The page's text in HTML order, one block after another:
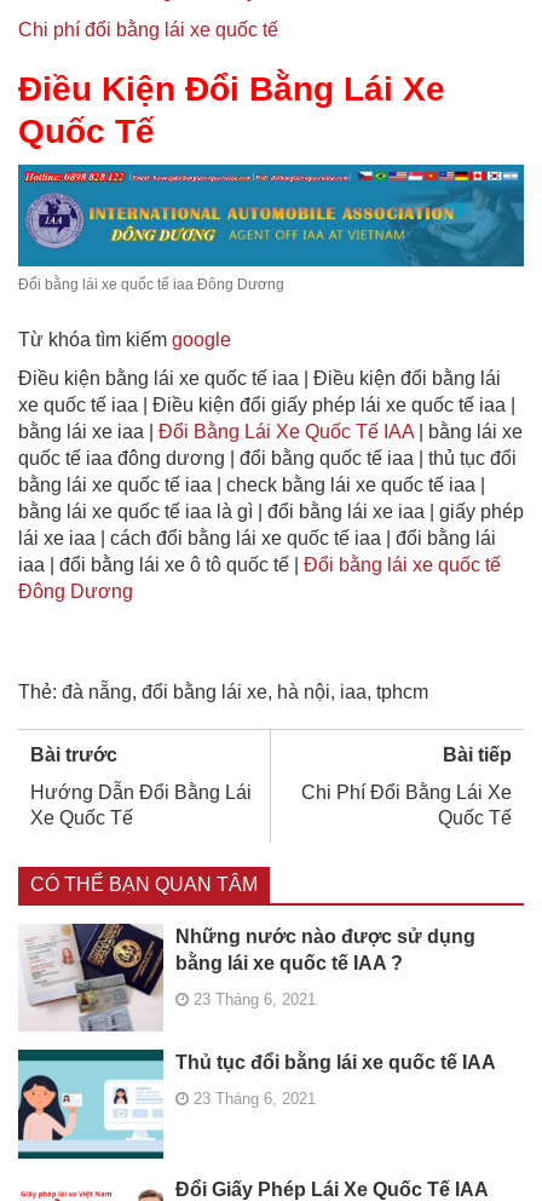
Chi phí đổi bằng lái xe quốc tế
Điều Kiện Đổi Bằng Lái Xe
Quốc Tế
Đổi bằng lái xe quốc tế iaa Đông Dương
Từ khóa tìm kiếm google
Điều kiện bằng lái xe quốc tế iaa | Điều kiện đổi bằng lái
xe quốc tế iaa | Điều kiện đổi giấy phép lái xe quốc tế iaa |
bằng lái xe iaa | Đổi Bằng Lái Xe Quốc Tế IAA | bằng lái xe
quốc tế iaa đông dương | đổi bằng quốc tế iaa | thủ tục đổi
bằng lái xe quốc tế iaa | check bằng lái xe quốc tế iaa |
bằng lái xe quốc tế iaa là gì | đổi bằng lái xe iaa | giấy phép
lái xe iaa | cách đổi bằng lái xe quốc tế iaa | đổi bằng lái
iaa | đổi bằng lái xe ô tô quốc tế | Đổi bằng lái xe quốc tế
Đông Dương
Thẻ: đà nẵng, đổi bằng lái xe, hà nội, iaa, tphcm
Bài trước
Hướng Dẫn Đổi Bằng Lái
Xe Quốc Tế
Bài tiếp
Chi Phí Đổi Bằng Lái Xe
Quốc Tế
CÓ THỂ BẠN QUAN TÂM
Những nước nào được sử dụng
bằng lái xe quốc tế IAA ?
23 Tháng 6, 2021
Thủ tục đổi bằng lái xe quốc tế IAA
23 Tháng 6, 2021
Đổi Giấy Phép Lái Xe Quốc Tế IAA